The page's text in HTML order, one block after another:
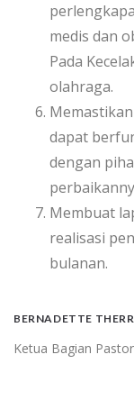
medis dan
Pada
olahraga.
dapat
dengan
Membuat
realisasi
bulanan.
BERNADETTE
Ketua Bagian